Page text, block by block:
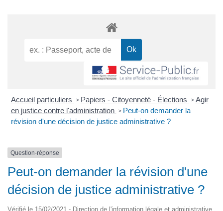
Accueil particuliers > Papiers - Citoyenneté - Élections > Agir
en justice contre l'administration > Peut-on demander la
révision d'une décision de justice administrative ?
Question-réponse
Peut-on demander la révision d'une
décision de justice administrative ?
Vérifié le 15/02/2021 - Direction de l'information légale et administrative